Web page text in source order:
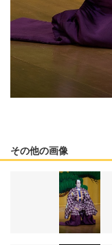
その他の画像